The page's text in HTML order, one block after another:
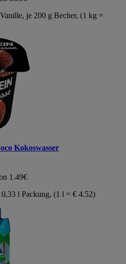
je 200 g Becher, (1 kg =
Kokoswasser
1.49€
0,33 l Packung, (1 l = € 4.52)